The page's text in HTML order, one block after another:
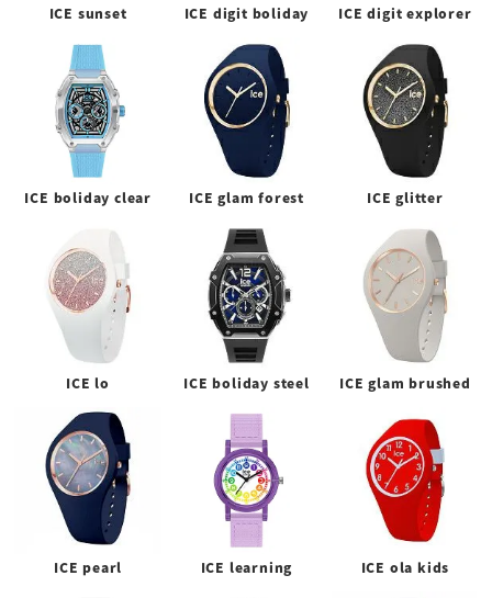
ICE sunset ICE digit boliday ICE digit explorer
ICE boliday clear ICE glam forest ICE glitter
ICE lo ICE boliday steel ICE glam brushed
ICE pearl ICE learning ICE ola kids